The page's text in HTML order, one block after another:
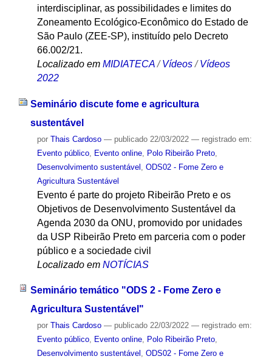
interdisciplinar, as possibilidades e limites do
Zoneamento Ecológico-Econômico do Estado de
São Paulo (ZEE-SP), instituído pelo Decreto
66.002/21.
Localizado em MIDIATECA /Vídeos /Vídeos
2022
Seminário discute fome e agricultura
sustentável
por Thais Cardoso — publicado22/03/2022 — registrado em:
Evento público, Evento online, Polo Ribeirão Preto,
Desenvolvimento sustentável ODS02 - Fome Zero e
Agricultura Sustentável
Evento é parte do projeto Ribeirão Preto e os
Objetivos de Desenvolvimento Sustentável da
Agenda 2030 da ONU, promovido por unidades
da USP Ribeirão Preto em parceria com o poder
público e a sociedade civil
Localizado em NOTÍCIAS
Seminário temático "ODS 2 - Fome Zero e
Agricultura Sustentável"
por Thais Cardoso — publicado22/03/2022 — registrado em:
Evento público, Evento online, Polo Ribeirão Preto,
Desenvolvimento sustentável , ODS02 - Fome Zero e